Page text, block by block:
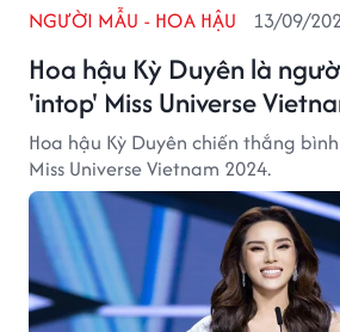
Hoa hậu Kỳ Duyên là
'intop' Miss Universe
NGƯỜI MẪU - HOA HẬU 13/09/
Hoa hậu Kỳ Duyên chiến thắng
Miss Universe Vietnam 2024.